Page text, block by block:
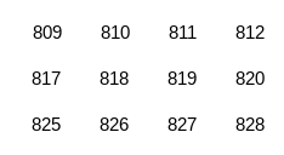
809 810 811 812
817 818 819 820
825 826 827 828